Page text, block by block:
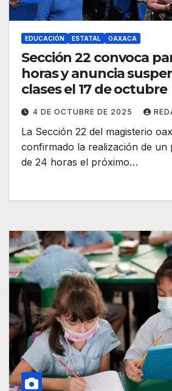
EDUCACIÓN ESTATAL OAXACA
Sección 22 convoca
horas y anuncia
clases el 17 de octubre
4 DE OCTUBRE DE 2025
La Sección 22 del magisterio
confirmado la realización de un
de 24 horas el próximo…